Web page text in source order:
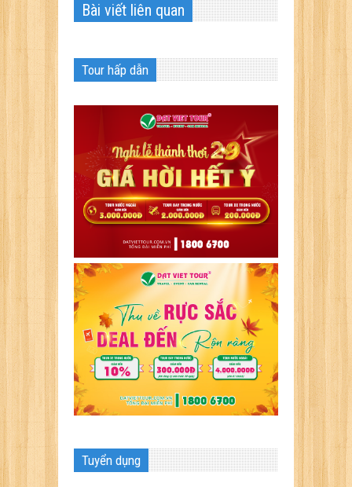
Bài viết liên quan
Tour hấp dẫn
Tuyển dụng